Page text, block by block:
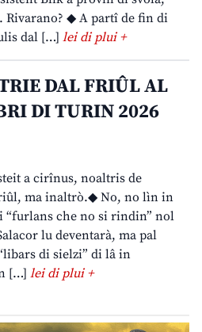
Rivarano? ◆ A partî de fin di
dal […] lei di plui +
DAL FRIÛL AL
DI TURIN 2026
a cirînus, noaltris de
ma inaltrò.◆ No, no lìn in
“furlans che no si rindin” nol
lu deventarà, ma pal
di sielzi” di lâ in
[…] lei di plui +